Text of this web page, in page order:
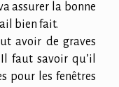
assurer la bonne
bien fait.
avoir de graves
faut savoir qu’il
pour les fenêtres